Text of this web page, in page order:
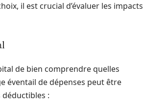
il est crucial d’évaluer les impacts
de bien comprendre quelles
éventail de dépenses peut être
: